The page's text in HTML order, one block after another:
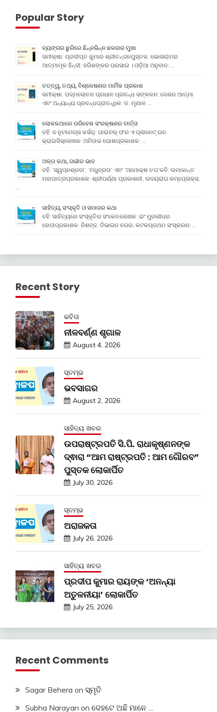
Popular Story
ବ୍ୟଙ୍ଗର ଛୁରିରେ ଛିନ୍ନଭିନ୍ନ ଛଳନାର ମୁଖା
ସମୀକ୍ଷା: ପ୍ରଦୀପ୍ତ କୁମାର ଶ୍ରୀଚନ୍ଦନପୁସ୍ତକ: ଭୋଳାରାମର
ଆତ୍ମାମୂଳ ହିନ୍ଦୀ: ହରିଶଙ୍କର ପରସାଇ । ଓଡ଼ିଆ ଅନୁବାଦ: …
ତତ୍ତ୍ୱ, ତଥ୍ୟ, ବିଶ୍ଳେଷଣର ମାର୍ମିକ ପ୍ରକାଶ
ସମୀକ୍ଷା: ପଦ୍ମଲୋଚନ ପ୍ରଧାନ ପ୍ରବନ୍ଧ ସଙ୍କଳନ: ଦେଶର ଆତ୍ମା
ଏବଂ ଅନ୍ୟାନ୍ୟ ପ୍ରବନ୍ଧପ୍ରାବନ୍ଧିକ: ଡ. ମୃଣାଳ …
ଲୋକକଥାରେ ପରିବେଶ ସଂରକ୍ଷଣର ବାର୍ତ୍ତା
ବହି: ଦ ନୁଟମେଗ୍ସ କର୍ସର୍: ପାରାବଲ୍ ଫର ଏ ପ୍ଲାନେଟ୍ ଇନ
କ୍ରାଇସିସ୍ଲେଖକ: ଅମିତାଭ ଘୋଷପ୍ରକାଶକ: …
ଅଳ୍ପ କଥା, ଗଭୀର ଭାବ
ବହି: ‘ସ୍ୱପ୍ନଶ୍ରବା’, ‘ମଧୁବ୍ରତା’ ଏବଂ ‘ଅମୋକ୍ଷ ତପ’କବି: ଉମାକାନ୍ତ
ମହାପାତ୍ରପ୍ରକାଶକ: ଶ୍ରୀପର୍ଣ୍ଣା ପ୍ରକାଶନୀ, ଉଦୟରାଗ କମ୍ପେ୍ଲକ୍ସ,
…
ସାହିତ୍ୟ, ସଂସ୍କୃତି ଓ ସମାଜର କଥା
ବହି: ସାହିତ୍ୟରେ ସଂସ୍କୃତିର ସଂକେତଲେଖକ: ଇଂ ମୁରଲୀଧର
ହୋତାପ୍ରକାଶକ: ନିଶବ୍ଦ, ଡିଭାଇନ ନଗର, କଟକପ୍ରଥମ ସଂସ୍କରଣ: …
Recent Story
କବିତା
ନୀଳବର୍ଣ୍ଣ ଶୃଗାଳ
August 4, 2026
ସ୍ତମ୍ଭ
ଭବସାଗର
August 2, 2026
ସାହିତ୍ୟ ଖବର
ଉପରାଷ୍ଟ୍ରପତି ସି.ପି. ରାଧାକୃଷ୍ଣନଙ୍କ
ଦ୍ଵାରା “ଆମ ରାଷ୍ଟ୍ରପତି : ଆମ ଗୌରବ”
ପୁସ୍ତକ ଲୋକାର୍ପିତ
July 30, 2026
ସ୍ତମ୍ଭ
ଅରାଜକତା
July 26, 2026
ସାହିତ୍ୟ ଖବର
ପ୍ରଦୀପ କୁମାର ରାୟଙ୍କ ‘ଅନନ୍ୟା
ଅତୁଳନୀୟା’ ଲୋକାର୍ପିତ
July 25, 2026
Recent Comments
Sagar Behera on ସ୍ମୃତି
Subha Narayan on ଦେହଟେ ଅଛି ମାନେ …